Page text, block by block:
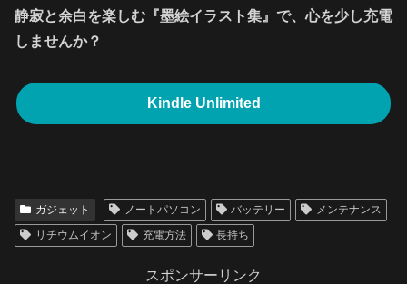
静寂と余白を楽しむ『墨絵イラスト集』で、心を少し充電
しませんか？
Kindle Unlimited
ガジェット ノートパソコン バッテリー
メンテナンス
リチウムイオン
充電方法 長持ち
スポンサーリンク